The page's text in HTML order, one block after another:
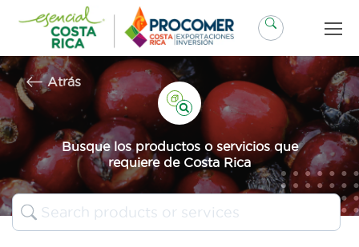
contenido
Atrás
Busque los productos o servicios que
requiere de Costa Rica